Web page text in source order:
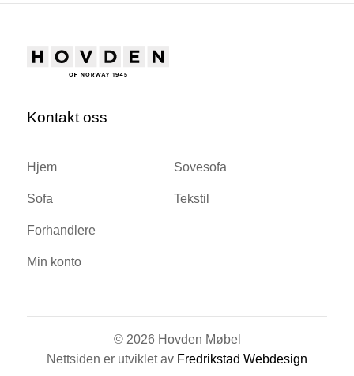
Kontakt oss
Hjem
Sofa
Sovesofa
Tekstil
Forhandlere
Min konto
© 2026 Hovden Møbel
Nettsiden er utviklet av Fredrikstad Webdesign